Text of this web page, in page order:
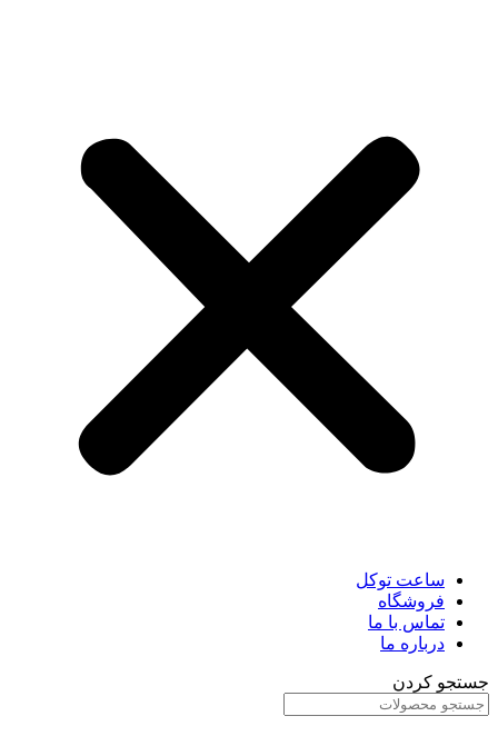
ساعت توکل
فروشگاه
تماس با ما
درباره ما
جستجو کردن